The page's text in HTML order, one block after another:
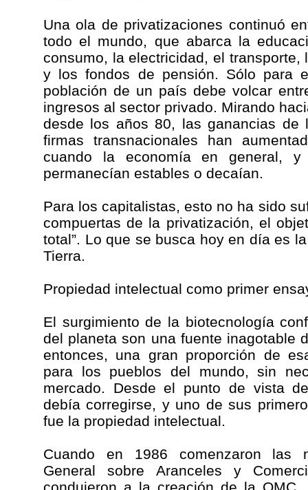
Una ola de privatizaciones continuó
todo el mundo, que abarca la
consumo, la electricidad, el
y los fondos de pensión. Sólo para
población de un país debe volcar
ingresos al sector privado. Mirando
desde los años 80, las ganancias de
firmas transnacionales han
cuando la economía en general,
permanecían estables o decaían.
Para los capitalistas, esto no ha sido
compuertas de la privatización, el
total”. Lo que se busca hoy en día es
Tierra.
Propiedad intelectual como primer
El surgimiento de la biotecnología
del planeta son una fuente inagotable
entonces, una gran proporción de
para los pueblos del mundo, sin
mercado. Desde el punto de vista
debía corregirse, y uno de sus
fue la propiedad intelectual.
Cuando en 1986 comenzaron las
General sobre Aranceles y
condujeron a la creación de la OMC,